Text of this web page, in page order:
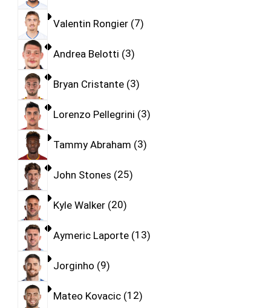
Valentin Rongier 7
Andrea Belotti 3
Bryan Cristante 3
Lorenzo Pellegrini 3
Tammy Abraham 3
John Stones 25
Kyle Walker 20
Aymeric Laporte 13
Jorginho 9
Mateo Kovacic 12